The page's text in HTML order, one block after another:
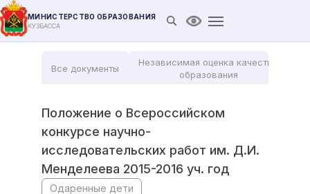
МИНИСТЕРСТВО ОБРАЗОВАНИЯ
КУЗБАССА Открыть поиск
Версия для
Все документы
Независимая оценка качества
образования
Положение о Всероссийском
конкурсе научно-
исследовательских работ им. Д.И.
Менделеева 2015-2016 уч. год
Одаренные дети